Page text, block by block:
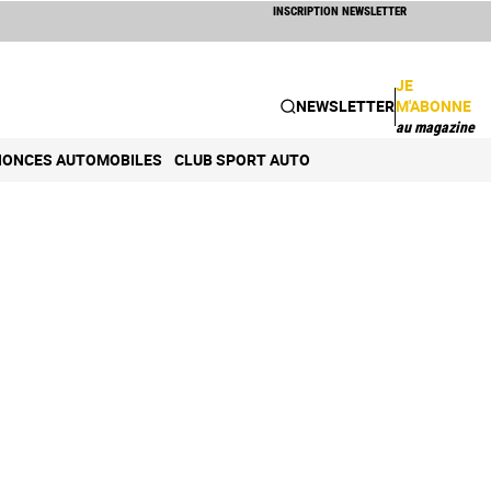
INSCRIPTION NEWSLETTER
NEWSLETTER
JE
M'ABONNE
au magazine
AUTOMOBILES CLUB SPORT AUTO